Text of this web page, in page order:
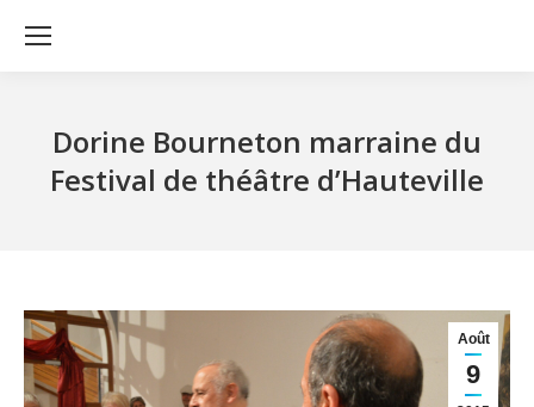
Dorine Bourneton marraine du
Festival de théâtre d’Hauteville
Août
9